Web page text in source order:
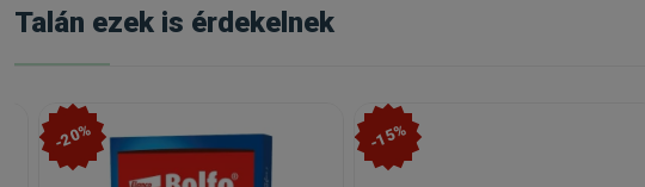
Talán ezek is érdekelnek
-20% -15%